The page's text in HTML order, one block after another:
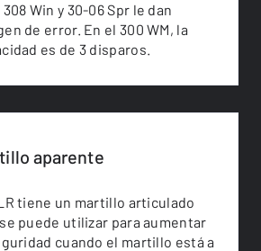
Win y 30-06 Spr le dan
de error. En el 300 WM, la
es de 3 disparos.
aparente
tiene un martillo articulado
puede utilizar para aumentar
cuando el martillo está a